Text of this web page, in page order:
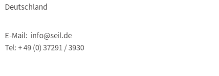
Deutschland
E-Mail: info@seil.de
Tel: + 49 (0) 37291 / 3930